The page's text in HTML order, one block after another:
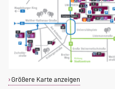
Größere Karte anzeigen